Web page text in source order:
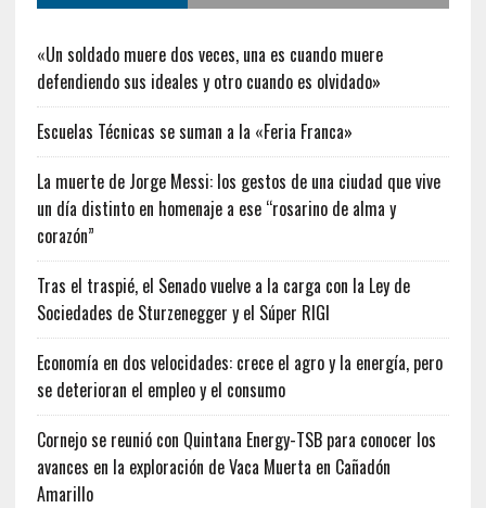
«Un soldado muere dos veces, una es cuando muere
defendiendo sus ideales y otro cuando es olvidado»
Escuelas Técnicas se suman a la «Feria Franca»
La muerte de Jorge Messi: los gestos de una ciudad que vive
un día distinto en homenaje a ese “rosarino de alma y
corazón”
Tras el traspié, el Senado vuelve a la carga con la Ley de
Sociedades de Sturzenegger y el Súper RIGI
Economía en dos velocidades: crece el agro y la energía, pero
se deterioran el empleo y el consumo
Cornejo se reunió con Quintana Energy-TSB para conocer los
avances en la exploración de Vaca Muerta en Cañadón
Amarillo